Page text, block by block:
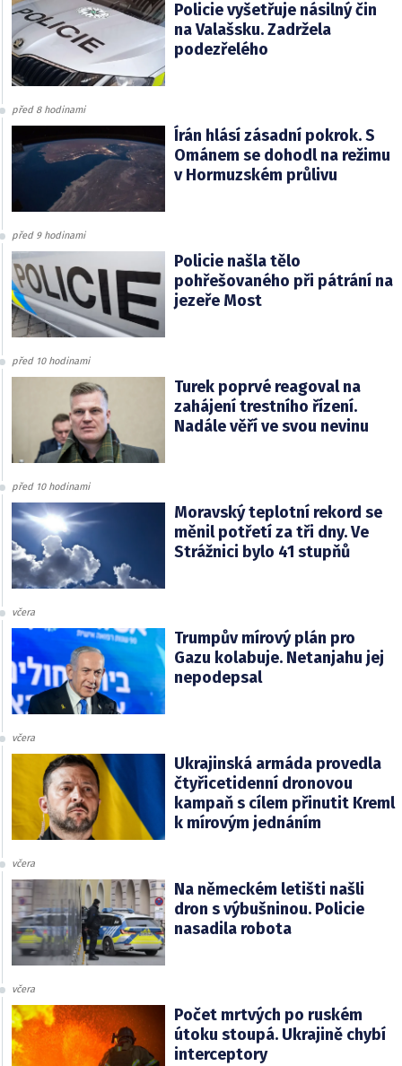
Policie vyšetřuje násilný čin
na Valašsku. Zadržela
podezřelého
před 8 hodinami
Írán hlásí zásadní pokrok. S
Ománem se dohodl na režimu
v Hormuzském průlivu
před 9 hodinami
Policie našla tělo
pohřešovaného při pátrání na
jezeře Most
před 10 hodinami
Turek poprvé reagoval na
zahájení trestního řízení.
Nadále věří ve svou nevinu
před 10 hodinami
Moravský teplotní rekord se
měnil potřetí za tři dny. Ve
Strážnici bylo 41 stupňů
včera
Trumpův mírový plán pro
Gazu kolabuje. Netanjahu jej
nepodepsal
včera
Ukrajinská armáda provedla
čtyřicetidenní dronovou
kampaň s cílem přinutit Kreml
k mírovým jednáním
včera
Na německém letišti našli
dron s výbušninou. Policie
nasadila robota
včera
Počet mrtvých po ruském
útoku stoupá. Ukrajině chybí
interceptory